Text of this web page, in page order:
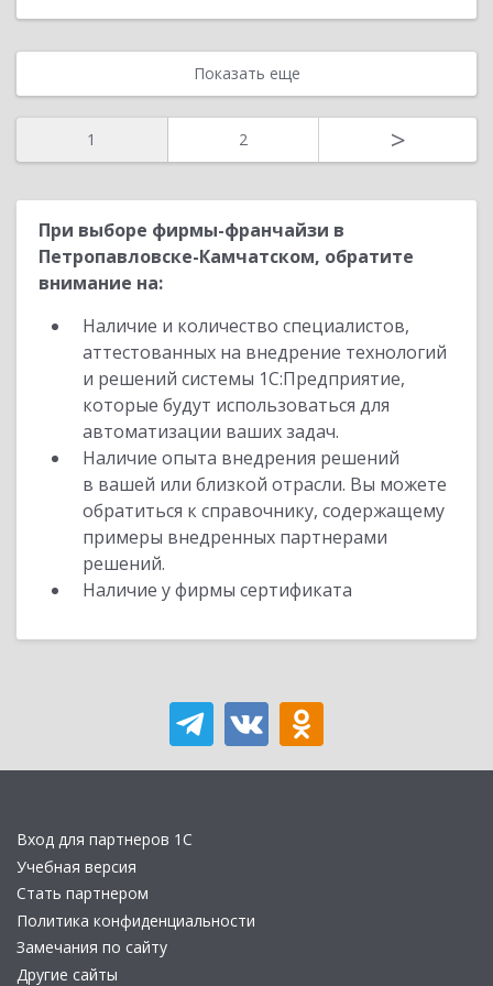
Показать еще
1 2 >
При выборе фирмы-франчайзи в
Петропавловске-Камчатском, обратите
внимание на:
Наличие и количество специалистов,
аттестованных на внедрение технологий
и решений системы 1С:Предприятие,
которые будут использоваться для
автоматизации ваших задач.
Наличие опыта внедрения решений
в вашей или близкой отрасли. Вы можете
обратиться к справочнику, содержащему
примеры внедренных партнерами
решений.
Наличие у фирмы сертификата
Вход для партнеров 1С
Учебная версия
Стать партнером
Политика конфиденциальности
Замечания по сайту
Другие сайты